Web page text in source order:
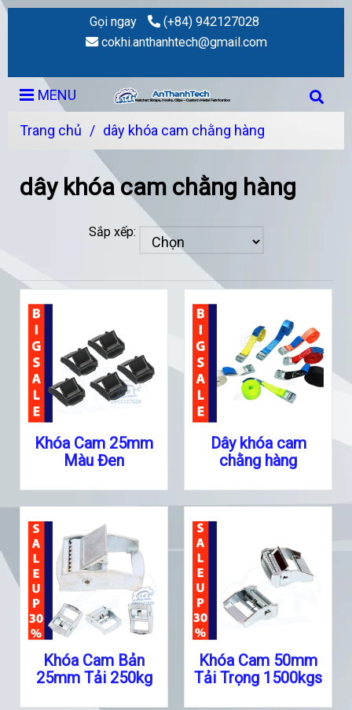
Gọi ngay
(+84) 942127028
cokhi.anthanhtech@gmail.com
MENU
Trang chủ / dây khóa cam chằng hàng
dây khóa cam chằng hàng
Sắp xếp:
Khóa Cam 25mm
Màu Đen
Dây khóa cam
chằng hàng
Khóa Cam Bản
25mm Tải 250kg
Khóa Cam 50mm
Tải Trọng 1500kgs